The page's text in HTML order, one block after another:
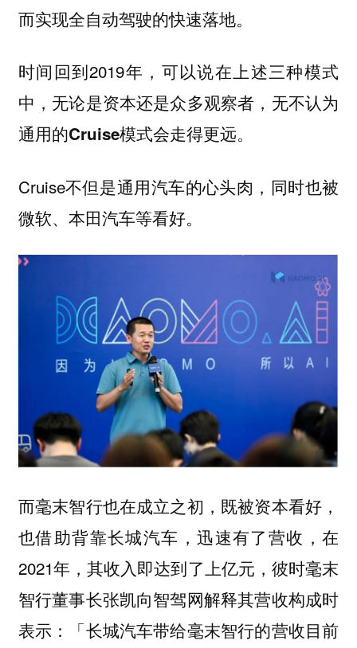
而实现全自动驾驶的快速落地。
时间回到2019年，可以说在上述三种模式
中，无论是资本还是众多观察者，无不认为
通用的Cruise模式会走得更远。
Cruise不但是通用汽车的心头肉，同时也被
微软、本田汽车等看好。
而毫末智行也在成立之初，既被资本看好，
也借助背靠长城汽车，迅速有了营收，在
2021年，其收入即达到了上亿元，彼时毫末
智行董事长张凯向智驾网解释其营收构成时
表示：「长城汽车带给毫末智行的营收目前